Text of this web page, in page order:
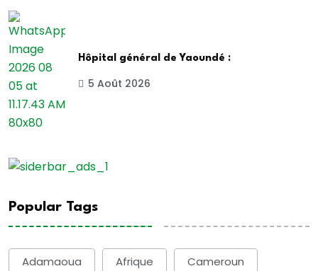
Hôpital général de Yaoundé :
5 Août 2026
Popular Tags
Adamaoua Afrique Cameroun